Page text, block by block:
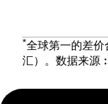
*全球第一的差
汇）。数据来源